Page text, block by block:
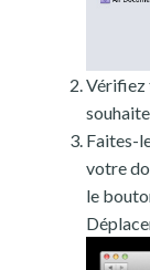
Vérifiez
Faites-
votre
le